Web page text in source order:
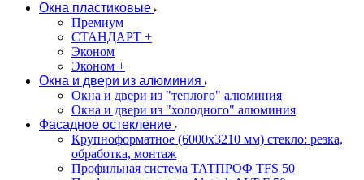
Окна пластиковые
Премиум
СТАНДАРТ +
Эконом
Эконом +
Окна и двери из алюминия
Окна и двери из "теплого" алюминия
Окна и двери из "холодного" алюминия
Фасадное остекление
Крупноформатное (6000x3210 мм) стекло: резка,
обработка, монтаж
Профильная система ТАТПРОФ TFS 50